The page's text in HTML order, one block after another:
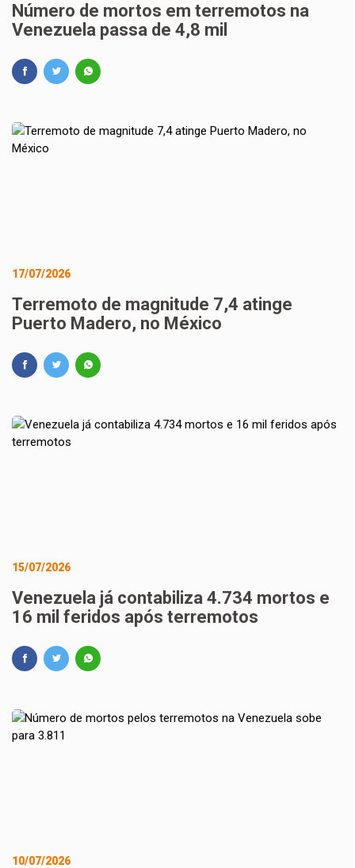
Número de mortos em terremotos na
Venezuela passa de 4,8 mil
17/07/2026
Terremoto de magnitude 7,4 atinge
Puerto Madero, no México
15/07/2026
Venezuela já contabiliza 4.734 mortos e
16 mil feridos após terremotos
10/07/2026